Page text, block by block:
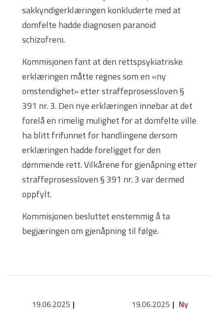
sakkyndigerklæringen konkluderte med at
domfelte hadde diagnosen paranoid
schizofreni.
Kommisjonen fant at den rettspsykiatriske
erklæringen måtte regnes som en «ny
omstendighet» etter straffeprosessloven §
391 nr. 3. Den nye erklæringen innebar at det
forelå en rimelig mulighet for at domfelte ville
ha blitt frifunnet for handlingene dersom
erklæringen hadde foreligget for den
dømmende rett. Vilkårene for gjenåpning etter
straffeprosessloven § 391 nr. 3 var dermed
oppfylt.
Kommisjonen besluttet enstemmig å ta
begjæringen om gjenåpning til følge.
19.06.2025
19.06.2025
Ny